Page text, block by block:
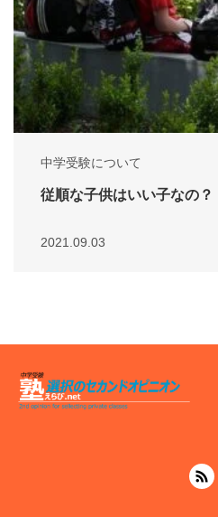
中学受験について
従順な子供はいい子なの？
2021.09.03